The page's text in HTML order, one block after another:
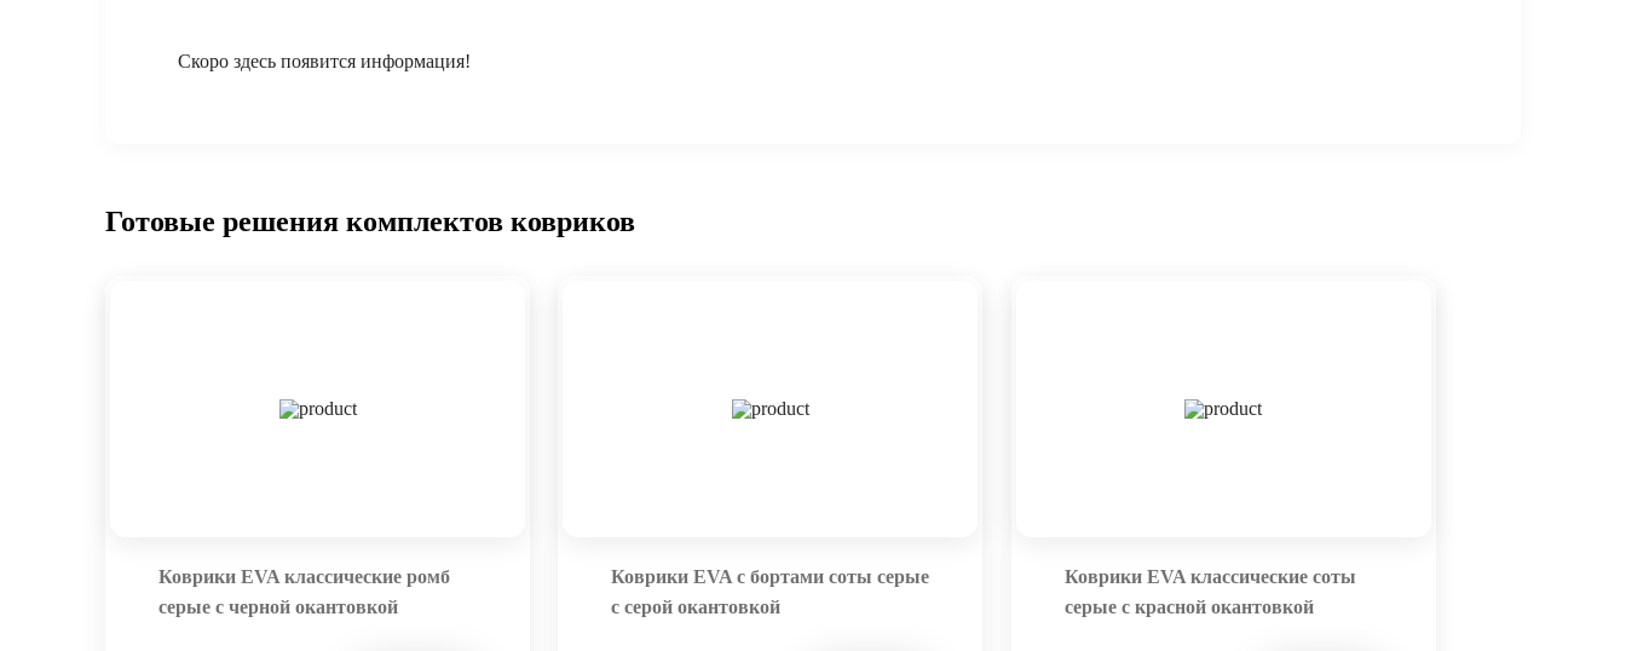
Скоро здесь появится информация!
Готовые решения комплектов ковриков
Коврики EVA классические ромб
серые с черной окантовкой
Коврики EVA с бортами соты серые
с серой окантовкой
Коврики EVA классические соты
серые с красной окантовкой